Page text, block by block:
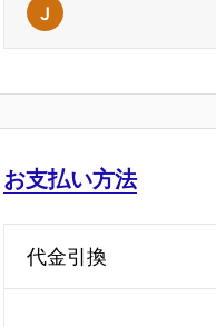
J
お支払い方法
代金引換